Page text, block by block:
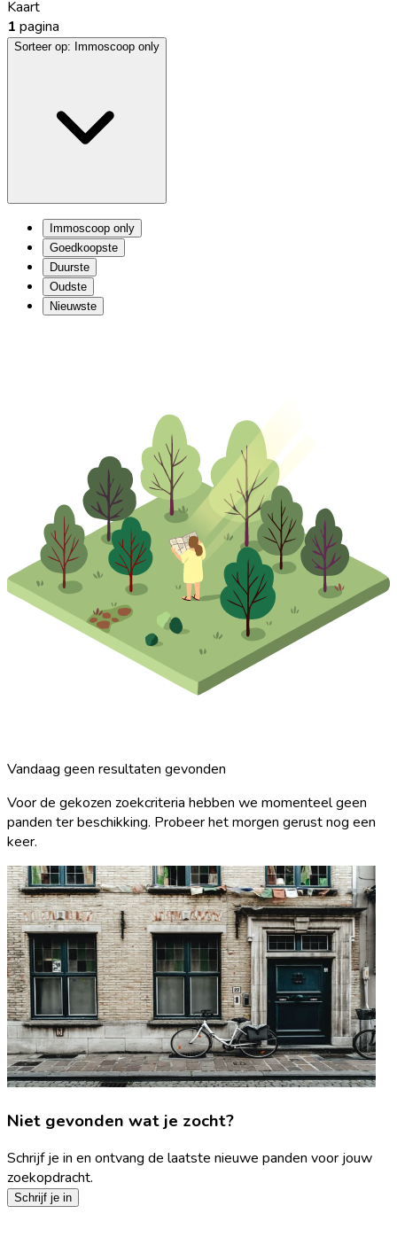
Kaart
1 pagina
Sorteer op: Immoscoop only
Immoscoop only
Goedkoopste
Duurste
Oudste
Nieuwste
Vandaag geen resultaten gevonden
Voor de gekozen zoekcriteria hebben we momenteel geen
panden ter beschikking. Probeer het morgen gerust nog een
keer.
Niet gevonden wat je zocht?
Schrijf je in en ontvang de laatste nieuwe panden voor jouw
zoekopdracht.
Schrijf je in